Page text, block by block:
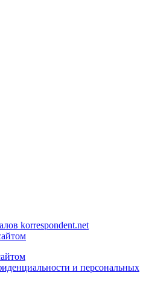
korrespondent.net
и персональных